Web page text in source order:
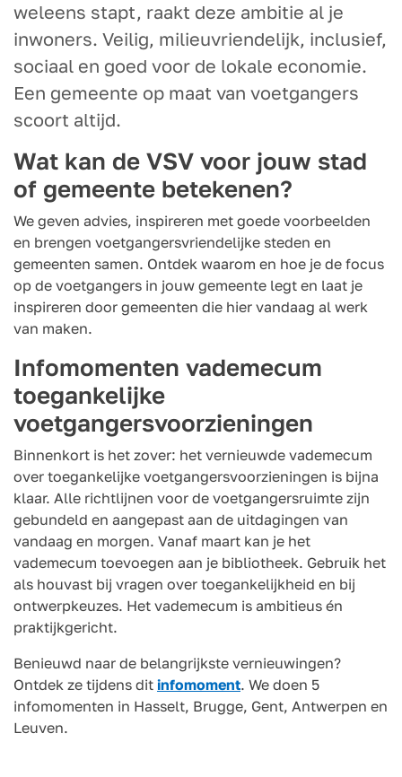
weleens stapt, raakt deze ambitie al je
inwoners. Veilig, milieuvriendelijk, inclusief,
sociaal en goed voor de lokale economie.
Een gemeente op maat van voetgangers
scoort altijd.
Wat kan de VSV voor jouw stad
of gemeente betekenen?
We geven advies, inspireren met goede voorbeelden
en brengen voetgangersvriendelijke steden en
gemeenten samen. Ontdek waarom en hoe je de focus
op de voetgangers in jouw gemeente legt en laat je
inspireren door gemeenten die hier vandaag al werk
van maken.
Infomomenten vademecum
toegankelijke
voetgangersvoorzieningen
Binnenkort is het zover: het vernieuwde vademecum
over toegankelijke voetgangersvoorzieningen is bijna
klaar. Alle richtlijnen voor de voetgangersruimte zijn
gebundeld en aangepast aan de uitdagingen van
vandaag en morgen. Vanaf maart kan je het
vademecum toevoegen aan je bibliotheek. Gebruik het
als houvast bij vragen over toegankelijkheid en bij
ontwerpkeuzes. Het vademecum is ambitieus én
praktijkgericht.
Benieuwd naar de belangrijkste vernieuwingen?
Ontdek ze tijdens dit infomoment. We doen 5
infomomenten in Hasselt, Brugge, Gent, Antwerpen en
Leuven.